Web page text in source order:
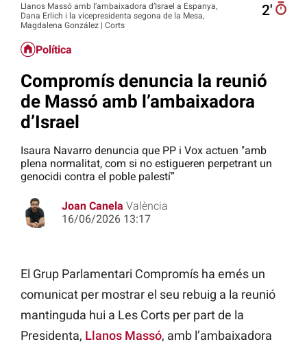
Llanos Massó amb l’ambaixadora d’Israel a Espanya,
Dana Erlich i la vicepresidenta segona de la Mesa,
Magdalena González | Corts
2′
Política
Compromís denuncia la reunió
de Massó amb l’ambaixadora
d’Israel
Isaura Navarro denuncia que PP i Vox actuen "amb
plena normalitat, com si no estigueren perpetrant un
genocidi contra el poble palestí”
Joan Canela València
16/06/2026 13:17
El Grup Parlamentari Compromís ha emés un
comunicat per mostrar el seu rebuig a la reunió
mantinguda hui a Les Corts per part de la
Presidenta, Llanos Massó, amb l’ambaixadora